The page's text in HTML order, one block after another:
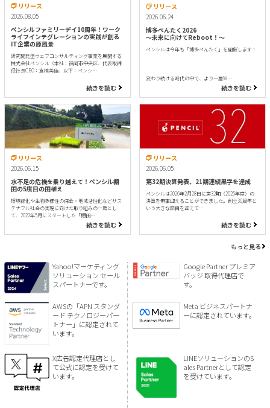
リリース
2026.08.05
ペンシルファミリーデイ10周年！ワーク
ライフインテグレーションの実践が創る
IT企業の原風景
研究開発型ウェブコンサルティング事業を展開する
株式会社ペンシル（本社：福岡市中央区、代表取締
役社長CEO：倉橋美佳、以下：ペンシ…
続きを読む
リリース
2026.06.24
博多ぺんたく2026
〜未来に向けてReboot！〜
ペンシルは今年も「博多ぺんたく」を開催します！
変わり続ける時代の中で、より一層W…
続きを読む
リリース
2026.06.15
水不足の危機を乗り越えて！ペンシル棚
田の5度目の田植え
環境緑化や生物多様性の保全・地域活性化などサス
テナブル社会の実現に向けた取り組みの一環とし
て、2022年5月にスタートした「棚田…
続きを読む
リリース
2026.06.05
第32期決算発表、21期連続黒字を達成
ペンシルは2026年2月28日に第32期（2025年度）の
決算を無事迎えることができました。創立30周年と
いう大きな節目を迎えて…
続きを読む
もっと見る
Yahoo!マーケティング
ソリューション セール
スパートナーです。
Google Partner プレミア
バッジ 取得代理店で
す。
AWSの「APN スタンダ
ード テクノロジーパー
トナー」に認定されて
います。
Meta ビジネスパートナ
ーに認定されています。
X広告認定代理店とし
て公式に認定を受けて
います。
LINEソリューションのS
ales Partnerとして認定
を受けています。